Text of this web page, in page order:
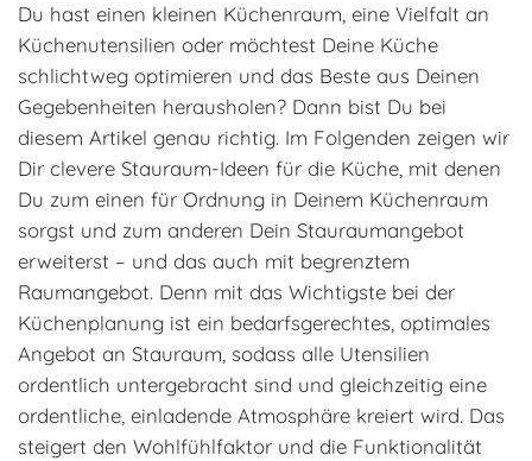
Du hast einen kleinen Küchenraum, eine Vielfalt an
Küchenutensilien oder möchtest Deine Küche
schlichtweg optimieren und das Beste aus Deinen
Gegebenheiten herausholen? Dann bist Du bei
diesem Artikel genau richtig. Im Folgenden zeigen wir
Dir clevere Stauraum-Ideen für die Küche, mit denen
Du zum einen für Ordnung in Deinem Küchenraum
sorgst und zum anderen Dein Stauraumangebot
erweiterst – und das auch mit begrenztem
Raumangebot. Denn mit das Wichtigste bei der
Küchenplanung ist ein bedarfsgerechtes, optimales
Angebot an Stauraum, sodass alle Utensilien
ordentlich untergebracht sind und gleichzeitig eine
ordentliche, einladende Atmosphäre kreiert wird. Das
steigert den Wohlfühlfaktor und die Funktionalität